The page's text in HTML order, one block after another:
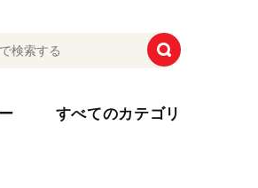
すべてのカテゴリ